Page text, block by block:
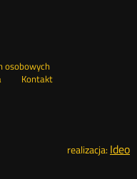
osobowych
Kontakt
realizacja: Ideo